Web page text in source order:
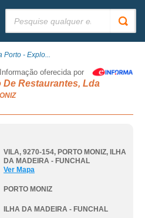
Porto - Explo...
Informação oferecida por
Restaurantes, Lda
VILA, 9270-154, PORTO MONIZ, ILHA
DA MADEIRA - FUNCHAL
Ver Mapa
PORTO MONIZ
ILHA DA MADEIRA - FUNCHAL